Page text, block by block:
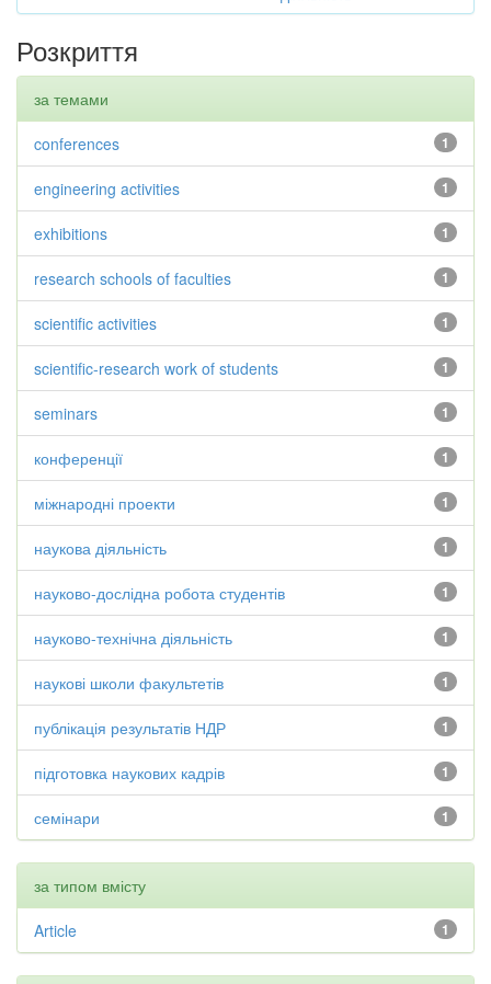
Розкриття
за темами
1
conferences
1
engineering activities
1
exhibitions
1
research schools of faculties
1
scientific activities
1
scientific-research work of students
1
seminars
1
конференції
1
міжнародні проекти
1
наукова діяльність
1
науково-дослідна робота студентів
1
науково-технічна діяльність
1
наукові школи факультетів
1
публікація результатів НДР
1
підготовка наукових кадрів
1
семінари
за типом вмісту
1
Article